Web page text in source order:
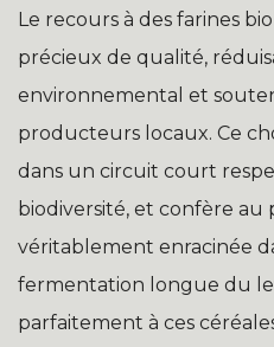
Le recours à des farines
précieux de qualité,
environnemental et
producteurs locaux. Ce
dans un circuit court
biodiversité, et confère au
véritablement enracinée
fermentation longue du
parfaitement à ces